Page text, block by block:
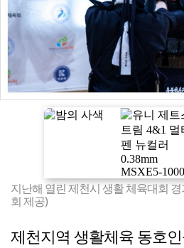
지난해 열린 제천시 생활 체육대회
회 제공)
제천지역 생활체육 동호